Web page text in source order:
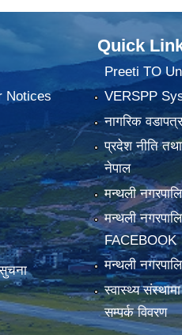
Notices
Quick
Preeti TO
VERSPP
नागरिक वडापत्र
प्रदेश नीति
नेपाल
मन्थली
मन्थली
FACEBOOK
मन्थली
स्वास्थ्य
सम्पर्क विवरण